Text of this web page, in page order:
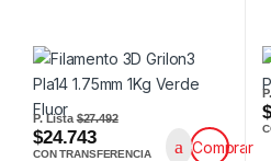
P. Lista$27.492
$24.743
CON TRANSFERENCIA Comprar